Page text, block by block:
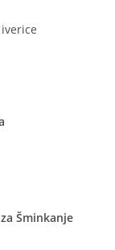
Šminkanje